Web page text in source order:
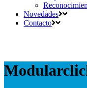
Novedades
Contacto